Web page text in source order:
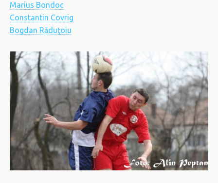
Marius Bondoc
Constantin Covrig
Bogdan Răduţoiu